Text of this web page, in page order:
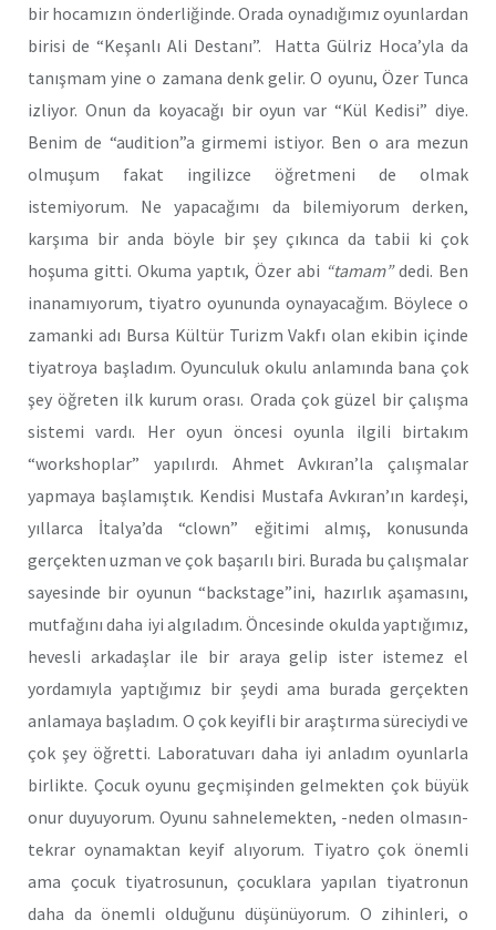
bir hocamızın önderliğinde. Orada oynadığımız oyunlardan
birisi de “Keşanlı Ali Destanı”. Hatta Gülriz Hoca’yla da
tanışmam yine o zamana denk gelir. O oyunu, Özer Tunca
izliyor. Onun da koyacağı bir oyun var “Kül Kedisi” diye.
Benim de “audition”a girmemi istiyor. Ben o ara mezun
olmuşum fakat ingilizce öğretmeni de olmak
istemiyorum. Ne yapacağımı da bilemiyorum derken,
karşıma bir anda böyle bir şey çıkınca da tabii ki çok
hoşuma gitti. Okuma yaptık, Özer abi “tamam”dedi. Ben
inanamıyorum, tiyatro oyununda oynayacağım. Böylece o
zamanki adı Bursa Kültür Turizm Vakfı olan ekibin içinde
tiyatroya başladım. Oyunculuk okulu anlamında bana çok
şey öğreten ilk kurum orası. Orada çok güzel bir çalışma
sistemi vardı. Her oyun öncesi oyunla ilgili birtakım
“workshoplar” yapılırdı. Ahmet Avkıran’la çalışmalar
yapmaya başlamıştık. Kendisi Mustafa Avkıran’ın kardeşi,
yıllarca İtalya’da “clown” eğitimi almış, konusunda
gerçekten uzman ve çok başarılı biri. Burada bu çalışmalar
sayesinde bir oyunun “backstage”ini, hazırlık aşamasını,
mutfağını daha iyi algıladım. Öncesinde okulda yaptığımız,
hevesli arkadaşlar ile bir araya gelip ister istemez el
yordamıyla yaptığımız bir şeydi ama burada gerçekten
anlamaya başladım. O çok keyifli bir araştırma süreciydi ve
çok şey öğretti. Laboratuvarı daha iyi anladım oyunlarla
birlikte. Çocuk oyunu geçmişinden gelmekten çok büyük
onur duyuyorum. Oyunu sahnelemekten, -neden olmasın-
tekrar oynamaktan keyif alıyorum. Tiyatro çok önemli
ama çocuk tiyatrosunun, çocuklara yapılan tiyatronun
daha da önemli olduğunu düşünüyorum. O zihinleri, o